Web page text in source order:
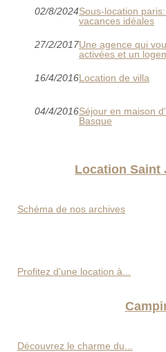
02/8/2024Sous-location
vacances idéales
27/2/2017Une agence qui
activées et un
16/4/2016Location de villa
04/4/2016Séjour en maison
Basque
Location Saint
Schéma de nos archives
Profitez d'une location à...
Découvrez le charme du...